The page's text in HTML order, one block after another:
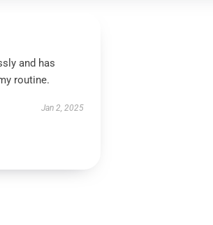
and has
routine.
Jan 2, 2025